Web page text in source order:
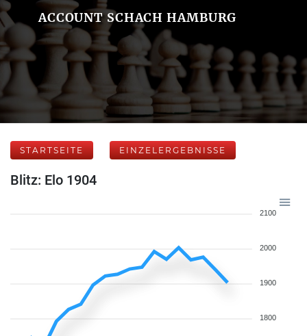
ACCOUNT SCHACH HAMBURG
STARTSEITE EINZELERGEBNISSE
Blitz: Elo 1904
2100
2000
1900
1800